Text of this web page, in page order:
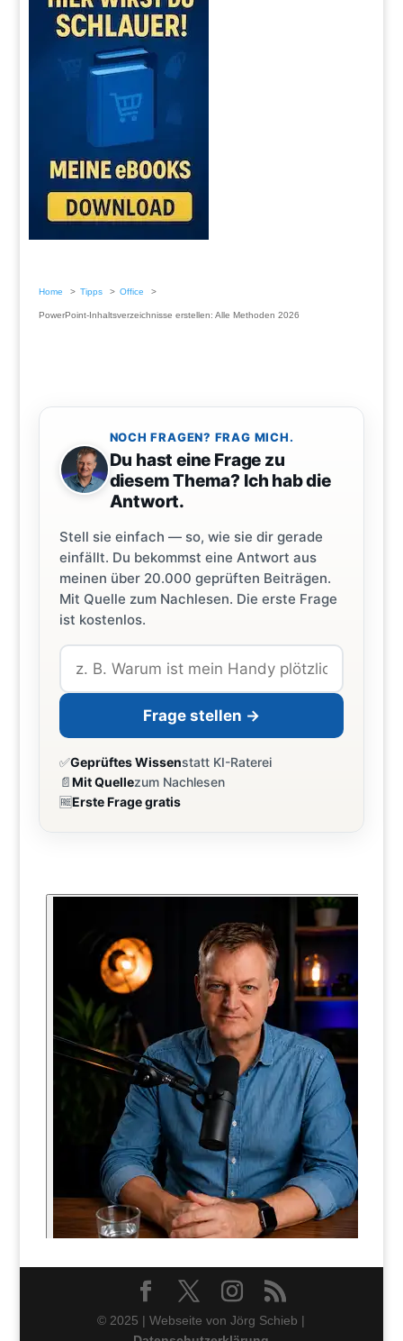
Home Tipps Office
PowerPoint-Inhaltsverzeichnisse erstellen: Alle Methoden 2026
NOCH FRAGEN? FRAG MICH.
Du hast eine Frage zu
diesem Thema? Ich hab die
Antwort.
Stell sie einfach — so, wie sie dir gerade
einfällt. Du bekommst eine Antwort aus
meinen über 20.000 geprüften Beiträgen.
Mit Quelle zum Nachlesen. Die erste Frage
ist kostenlos.
Frage stellen →
✅Geprüftes Wissenstatt KI-Raterei
📄Mit Quellezum Nachlesen
🆓Erste Frage gratis
© 2025 | Webseite von Jörg Schieb |